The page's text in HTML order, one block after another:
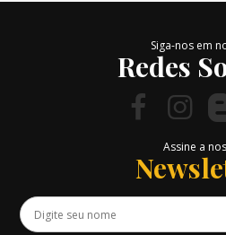
Siga-nos em
Redes
Assine a